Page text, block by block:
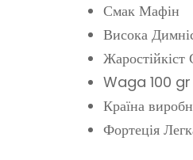
Смак Мафін
Висока
Жаростійкіст
Waga 100 gr
Країна
Фортеція